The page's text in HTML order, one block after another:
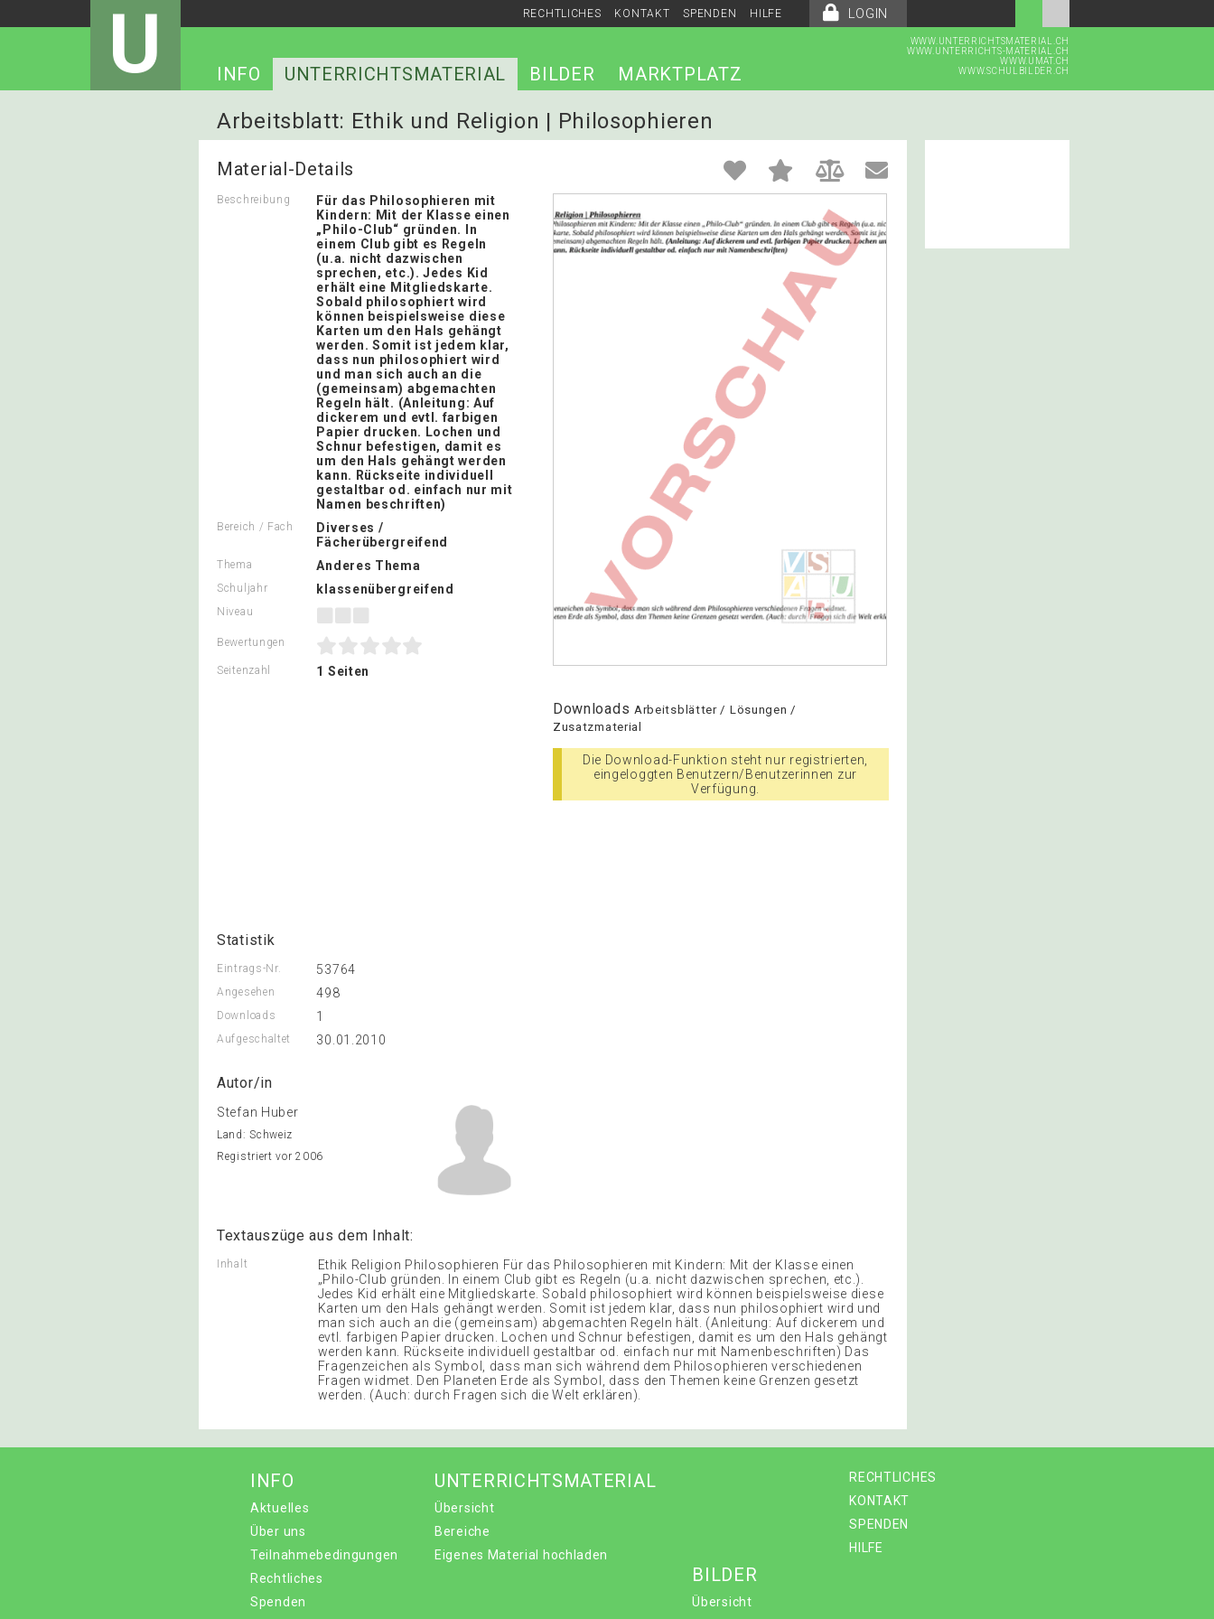
LOGIN
RECHTLICHES KONTAKT SPENDEN HILFE
U
WWW.UNTERRICHTSMATERIAL.CH
WWW.UNTERRICHTS-MATERIAL.CH
WWW.UMAT.CH
WWW.SCHULBILDER.CH
INFO UNTERRICHTSMATERIAL BILDER MARKTPLATZ
Arbeitsblatt: Ethik und Religion | Philosophieren
Material-Details
Beschreibung
Für das Philosophieren mit
Kindern: Mit der Klasse einen
„Philo-Club“ gründen. In
einem Club gibt es Regeln
(u.a. nicht dazwischen
sprechen, etc.). Jedes Kid
erhält eine Mitgliedskarte.
Sobald philosophiert wird
können beispielsweise diese
Karten um den Hals gehängt
werden. Somit ist jedem klar,
dass nun philosophiert wird
und man sich auch an die
(gemeinsam) abgemachten
Regeln hält. (Anleitung: Auf
dickerem und evtl. farbigen
Papier drucken. Lochen und
Schnur befestigen, damit es
um den Hals gehängt werden
kann. Rückseite individuell
gestaltbar od. einfach nur mit
Namen beschriften)
Bereich / Fach
Diverses /
Fächerübergreifend
Thema Anderes Thema
Schuljahr klassenübergreifend
Niveau
Bewertungen
Seitenzahl 1 Seiten
Statistik
Eintrags-Nr. 53764
Angesehen 498
Downloads 1
Aufgeschaltet 30.01.2010
Autor/in
Stefan Huber
Land: Schweiz
Registriert vor 2006
Downloads Arbeitsblätter / Lösungen /
Zusatzmaterial
Die Download-Funktion steht nur registrierten,
eingeloggten Benutzern/Benutzerinnen zur
Verfügung.
Textauszüge aus dem Inhalt:
Inhalt
Ethik Religion Philosophieren Für das Philosophieren mit Kindern: Mit der Klasse einen
„Philo-Club gründen. In einem Club gibt es Regeln (u.a. nicht dazwischen sprechen, etc.).
Jedes Kid erhält eine Mitgliedskarte. Sobald philosophiert wird können beispielsweise diese
Karten um den Hals gehängt werden. Somit ist jedem klar, dass nun philosophiert wird und
man sich auch an die (gemeinsam) abgemachten Regeln hält. (Anleitung: Auf dickerem und
evtl. farbigen Papier drucken. Lochen und Schnur befestigen, damit es um den Hals gehängt
werden kann. Rückseite individuell gestaltbar od. einfach nur mit Namenbeschriften) Das
Fragenzeichen als Symbol, dass man sich während dem Philosophieren verschiedenen
Fragen widmet. Den Planeten Erde als Symbol, dass den Themen keine Grenzen gesetzt
werden. (Auch: durch Fragen sich die Welt erklären).
RECHTLICHES
KONTAKT
SPENDEN
HILFE
INFO
Aktuelles
Über uns
Teilnahmebedingungen
Rechtliches
Spenden
UNTERRICHTSMATERIAL
Übersicht
Bereiche
Eigenes Material hochladen
BILDER
Übersicht